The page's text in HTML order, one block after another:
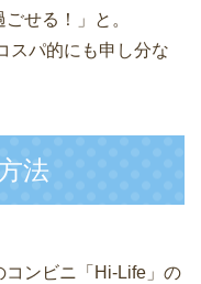
せる！」と。
スパ的にも申し分な
法
コンビニ「Hi-Life」の